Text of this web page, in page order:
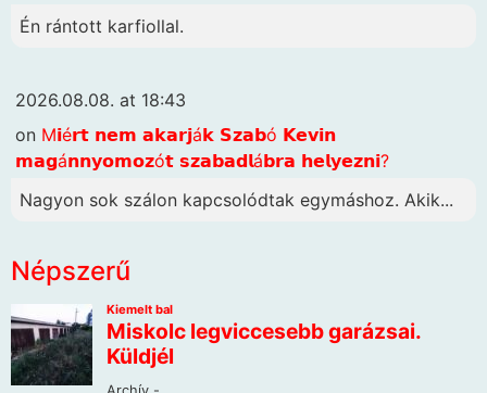
Én rántott karfiollal.
2026.08.08. at 18:43
on M𝗶é𝗿𝘁 𝗻𝗲𝗺 𝗮𝗸𝗮𝗿𝗷á𝗸 𝗦𝘇𝗮𝗯ó 𝗞𝗲𝘃𝗶𝗻
𝗺𝗮𝗴á𝗻𝗻𝘆𝗼𝗺𝗼𝘇ó𝘁 𝘀𝘇𝗮𝗯𝗮𝗱𝗹á𝗯𝗿𝗮 𝗵𝗲𝗹𝘆𝗲𝘇𝗻𝗶?
Nagyon sok szálon kapcsolódtak egymáshoz. Akik...
Népszerű